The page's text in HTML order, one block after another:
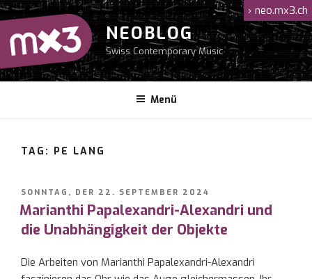
Zum
Inhalt
springen
NEOBLOG
Swiss Contemporary Music
Menü
› neo.mx3.ch
TAG: PE LANG
VERÖFFENTLICHT
AM
SONNTAG, DER 22. SEPTEMBER 2024
Marianthi Papalexandri-Alexandri und
die Unabhängigkeit der Objekte
Die Arbeiten von Marianthi Papalexandri-Alexandri